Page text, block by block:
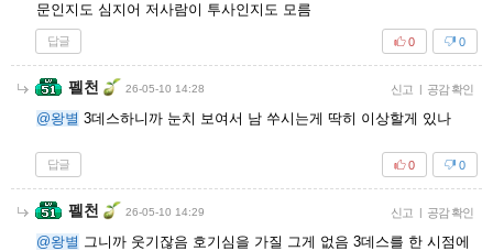
문인지도 심지어 저사람이 투사인지도 모름
답글 0
0
펠천 26-05-10 14:28 신고 | 공감 확인
@왕별 3데스하니까 눈치 보여서 남 쑤시는게 딱히 이상할게 있나
답글 0
0
펠천 26-05-10 14:29 신고 | 공감 확인
@왕별 그니까 웃기잖음 호기심을 가질 그게 없음 3데스를 한 시점에